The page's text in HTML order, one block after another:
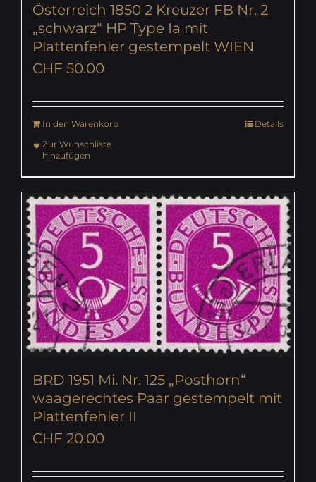
Österreich 1850 2 Kreuzer FB Nr. 2
„schwarz“ HP Type Ia mit
Plattenfehler gestempelt WIEN
CHF 50.00
In den Warenkorb
Details
Zur Wunschliste
hinzufügen
BRD 1951 Mi. Nr. 125 „Posthorn“
waagerechtes Paar gestempelt mit
Plattenfehler II
CHF 20.00